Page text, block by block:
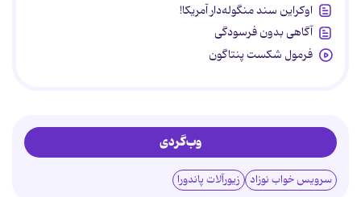
اوکراین سند منگوله‌دار آمریکا!
آگاهی بدون فرسودگی
فرمول شکست پنتاگون
وب‌گردی
سرویس خواب نوزاد زیورآلات پاندورا